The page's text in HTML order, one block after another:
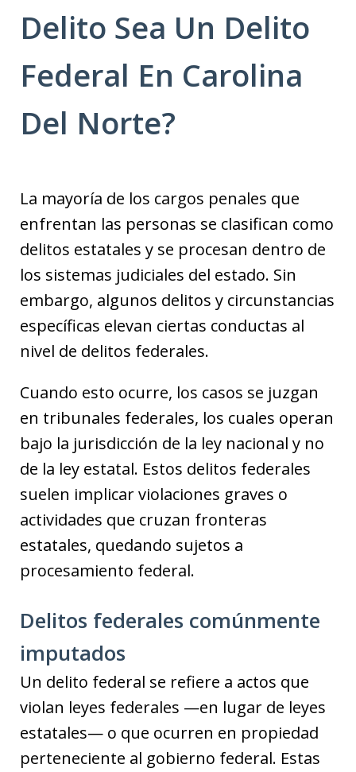
Delito Sea Un Delito
Federal En Carolina
Del Norte?
La mayoría de los cargos penales que
enfrentan las personas se clasifican como
delitos estatales y se procesan dentro de
los sistemas judiciales del estado. Sin
embargo, algunos delitos y circunstancias
específicas elevan ciertas conductas al
nivel de delitos federales.
Cuando esto ocurre, los casos se juzgan
en tribunales federales, los cuales operan
bajo la jurisdicción de la ley nacional y no
de la ley estatal. Estos delitos federales
suelen implicar violaciones graves o
actividades que cruzan fronteras
estatales, quedando sujetos a
procesamiento federal.
Delitos federales comúnmente
imputados
Un delito federal se refiere a actos que
violan leyes federales —en lugar de leyes
estatales— o que ocurren en propiedad
perteneciente al gobierno federal. Estas